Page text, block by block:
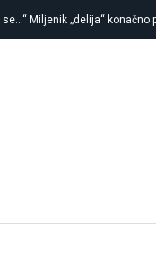
Miljenik „delija“ konačno